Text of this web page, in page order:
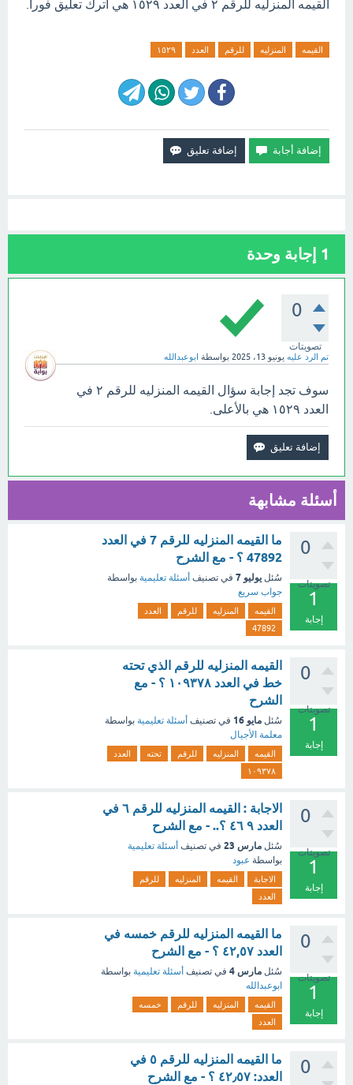
القيمه المنزليه للرقم ٢ في العدد ١٥٢٩ هي اترك تعليق فورآ.
القيمه المنزليه للرقم العدد ١٥٢٩
1 إجابة وحدة
0
تصويتات
تم الرد عليه يونيو 13، 2025 بواسطة ابوعبدالله
سوف تجد إجابة سؤال القيمه المنزليه للرقم ٢ في
العدد ١٥٢٩ هي بالأعلى.
أسئلة مشابهة
0
تصويتات
1
إجابة
ما القيمه المنزليه للرقم 7 في العدد
47892 ؟ - مع الشرح
سُئل يوليو 7 في تصنيف أسئلة تعليمية بواسطة
جواب سريع
القيمه المنزليه للرقم
العدد
47892
0
تصويتات
1
إجابة
القيمه المنزليه للرقم الذي تحته
خط في العدد ١٠٩٣٧٨ ؟ - مع
الشرح
سُئل مايو 16 في تصنيف أسئلة تعليمية بواسطة
معلمة الأجيال
القيمه المنزليه للرقم تحته
العدد
١٠٩٣٧٨
0
تصويتات
1
إجابة
الاجابة : القيمه المنزليه للرقم ٦ في
العدد ٩ ٤٦ ؟.. - مع الشرح
سُئل مارس 23 في تصنيف أسئلة تعليمية
بواسطة عبود
الاجابة القيمه المنزليه
للرقم
العدد
0
تصويتات
1
إجابة
ما القيمه المنزليه للرقم خمسه في
العدد ٤٢,٥٧ ؟ - مع الشرح
سُئل مارس 4 في تصنيف أسئلة تعليمية بواسطة
ابوعبدالله
القيمه المنزليه للرقم
خمسه
العدد
0
ما القيمه المنزليه للرقم ٥ في
العدد: ٤٢٫٥٧ ؟ - مع الشرح